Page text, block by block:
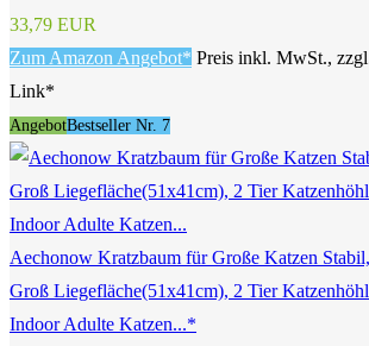
33,79 EUR
Zum Amazon Angebot* Preis inkl. MwSt.,
Link*
AngebotBestseller Nr. 7
Aechonow Kratzbaum für Große Katzen
Groß Liegefläche(51x41cm), 2 Tier
Indoor Adulte Katzen...*